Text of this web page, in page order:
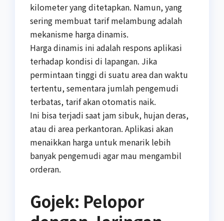
kilometer yang ditetapkan. Namun, yang
sering membuat tarif melambung adalah
mekanisme harga dinamis.
Harga dinamis ini adalah respons aplikasi
terhadap kondisi di lapangan. Jika
permintaan tinggi di suatu area dan waktu
tertentu, sementara jumlah pengemudi
terbatas, tarif akan otomatis naik.
Ini bisa terjadi saat jam sibuk, hujan deras,
atau di area perkantoran. Aplikasi akan
menaikkan harga untuk menarik lebih
banyak pengemudi agar mau mengambil
orderan.
Gojek: Pelopor